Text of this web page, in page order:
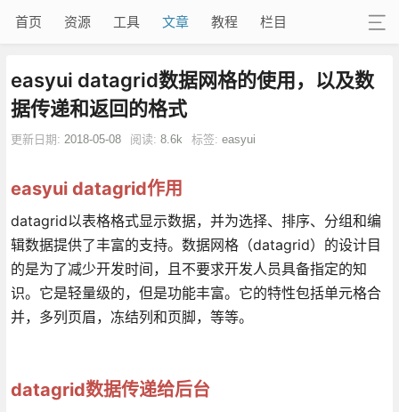
首页 资源 工具 文章 教程 栏目
easyui datagrid数据网格的使用，以及数
据传递和返回的格式
更新日期: 2018-05-08 阅读: 8.6k 标签: easyui
easyui datagrid作用
datagrid以表格格式显示数据，并为选择、排序、分组和编
辑数据提供了丰富的支持。数据网格（datagrid）的设计目
的是为了减少开发时间，且不要求开发人员具备指定的知
识。它是轻量级的，但是功能丰富。它的特性包括单元格合
并，多列页眉，冻结列和页脚，等等。
datagrid数据传递给后台